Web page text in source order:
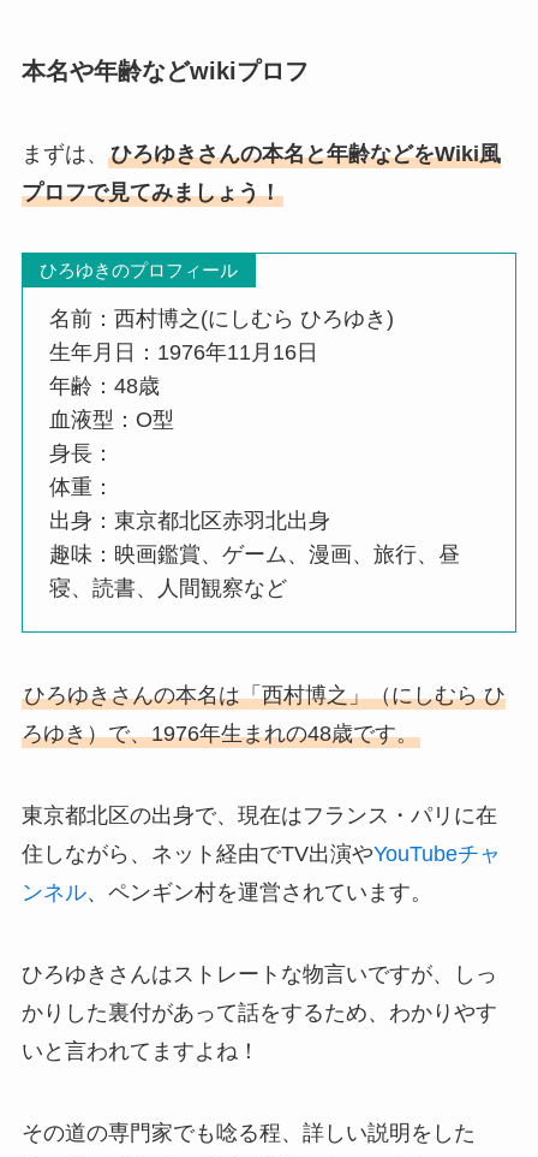
本名や年齢などwikiプロフ
まずは、 ひろゆきさんの本名と年齢などをWiki風
プロフで見てみましょう！
ひろゆきのプロフィール
名前：西村博之(にしむら ひろゆき)
生年月日：1976年11月16日
年齢：48歳
血液型：O型
身長：
体重：
出身：東京都北区赤羽北出身
趣味：映画鑑賞、ゲーム、漫画、旅行、昼
寝、読書、人間観察など
ひろゆきさんの本名は「西村博之」（にしむら ひ
ろゆき）で、1976年生まれの48歳です。
東京都北区の出身で、現在はフランス・パリに在
住しながら、ネット経由でTV出演やYouTubeチャ
ンネル、ペンギン村を運営されています。
ひろゆきさんはストレートな物言いですが、しっ
かりした裏付があって話をするため、わかりやす
いと言われてますよね！
その道の専門家でも唸る程、詳しい説明をした